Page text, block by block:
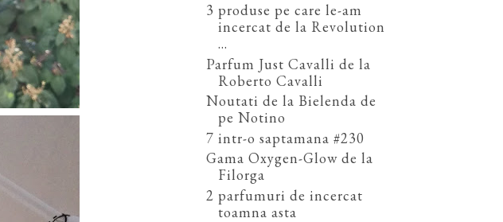
3 produse pe care le-am
incercat de la Revolution
...
Parfum Just Cavalli de la
Roberto Cavalli
Noutati de la Bielenda de
pe Notino
7 intr-o saptamana #230
Gama Oxygen-Glow de la
Filorga
2 parfumuri de incercat
toamna asta